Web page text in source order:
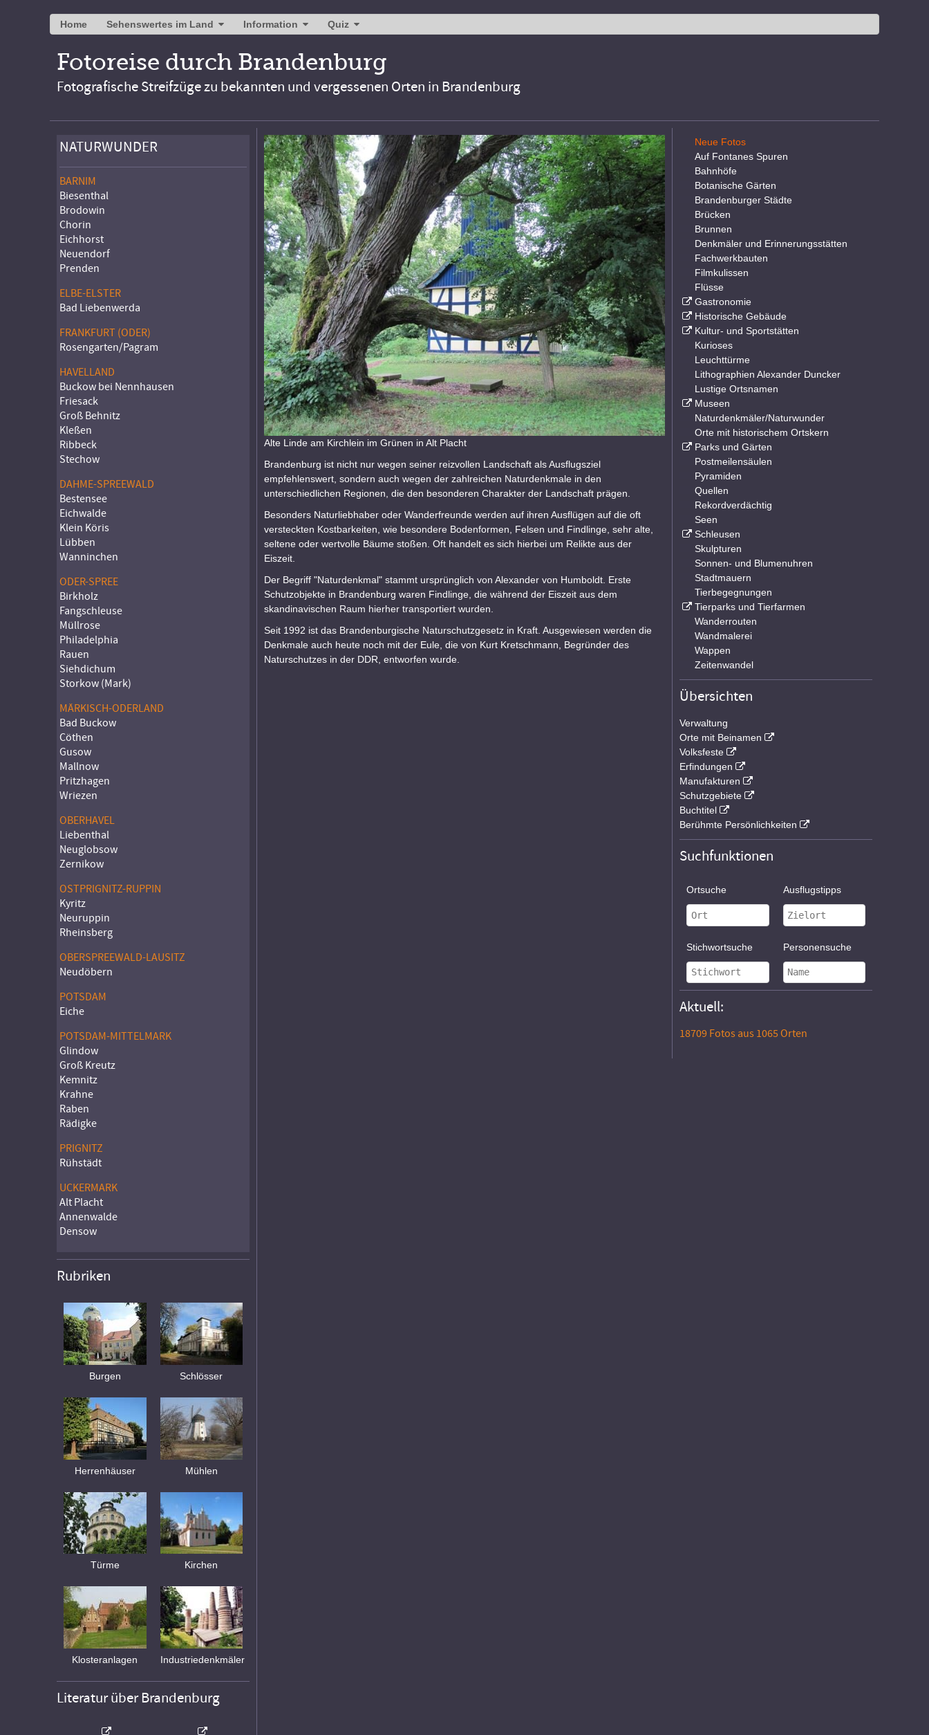
Home Sehenswertes im Land Information Quiz
Fotoreise durch Brandenburg
Fotografische Streifzüge zu bekannten und vergessenen Orten in Brandenburg
Alte Linde am Kirchlein im Grünen in Alt Placht
Brandenburg ist nicht nur wegen seiner reizvollen Landschaft als Ausflugsziel
empfehlenswert, sondern auch wegen der zahlreichen Naturdenkmale in den
unterschiedlichen Regionen, die den besonderen Charakter der Landschaft prägen.
Besonders Naturliebhaber oder Wanderfreunde werden auf ihren Ausflügen auf die oft
versteckten Kostbarkeiten, wie besondere Bodenformen, Felsen und Findlinge, sehr alte,
seltene oder wertvolle Bäume stoßen. Oft handelt es sich hierbei um Relikte aus der
Eiszeit.
Der Begriff "Naturdenkmal" stammt ursprünglich von Alexander von Humboldt. Erste
Schutzobjekte in Brandenburg waren Findlinge, die während der Eiszeit aus dem
skandinavischen Raum hierher transportiert wurden.
Seit 1992 ist das Brandenburgische Naturschutzgesetz in Kraft. Ausgewiesen werden die
Denkmale auch heute noch mit der Eule, die von Kurt Kretschmann, Begründer des
Naturschutzes in der DDR, entworfen wurde.
NATURWUNDER
BARNIM
Biesenthal
Brodowin
Chorin
Eichhorst
Neuendorf
Prenden
ELBE-ELSTER
Bad Liebenwerda
FRANKFURT (ODER)
Rosengarten/Pagram
HAVELLAND
Buckow bei Nennhausen
Friesack
Groß Behnitz
Kleßen
Ribbeck
Stechow
DAHME-SPREEWALD
Bestensee
Eichwalde
Klein Köris
Lübben
Wanninchen
ODER-SPREE
Birkholz
Fangschleuse
Müllrose
Philadelphia
Rauen
Siehdichum
Storkow (Mark)
MÄRKISCH-ODERLAND
Bad Buckow
Cöthen
Gusow
Mallnow
Pritzhagen
Wriezen
OBERHAVEL
Liebenthal
Neuglobsow
Zernikow
OSTPRIGNITZ-RUPPIN
Kyritz
Neuruppin
Rheinsberg
OBERSPREEWALD-LAUSITZ
Neudöbern
POTSDAM
Eiche
POTSDAM-MITTELMARK
Glindow
Groß Kreutz
Kemnitz
Krahne
Raben
Rädigke
PRIGNITZ
Rühstädt
UCKERMARK
Alt Placht
Annenwalde
Densow
Rubriken
Burgen Schlösser
Herrenhäuser Mühlen
Türme Kirchen
Klosteranlagen Industriedenkmäler
Literatur über Brandenburg
Neue Fotos
Auf Fontanes Spuren
Bahnhöfe
Botanische Gärten
Brandenburger Städte
Brücken
Brunnen
Denkmäler und Erinnerungsstätten
Fachwerkbauten
Filmkulissen
Flüsse
Gastronomie
Historische Gebäude
Kultur- und Sportstätten
Kurioses
Leuchttürme
Lithographien Alexander Duncker
Lustige Ortsnamen
Museen
Naturdenkmäler/Naturwunder
Orte mit historischem Ortskern
Parks und Gärten
Postmeilensäulen
Pyramiden
Quellen
Rekordverdächtig
Seen
Schleusen
Skulpturen
Sonnen- und Blumenuhren
Stadtmauern
Tierbegegnungen
Tierparks und Tierfarmen
Wanderrouten
Wandmalerei
Wappen
Zeitenwandel
Übersichten
Verwaltung
Orte mit Beinamen
Volksfeste
Erfindungen
Manufakturen
Schutzgebiete
Buchtitel
Berühmte Persönlichkeiten
Suchfunktionen
Ortsuche Ausflugstipps
Stichwortsuche Personensuche
Aktuell:
18709 Fotos aus 1065 Orten